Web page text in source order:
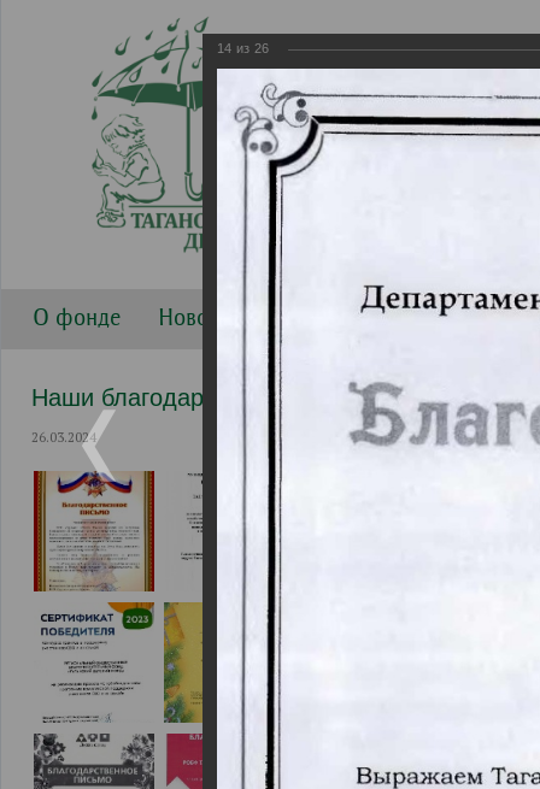
О фонде Новости Направления работы
Наши благодарности
26.03.2024
14 из 26